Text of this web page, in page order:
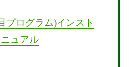
プログラム)インスト
ュアル